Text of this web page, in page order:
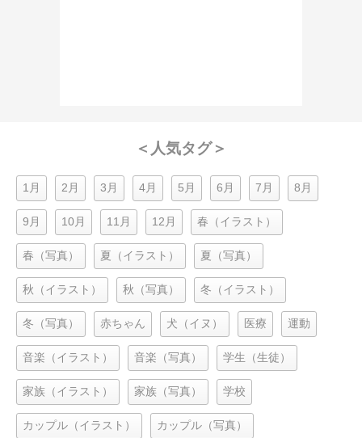
＜人気タグ＞
1月 2月 3月 4月 5月 6月 7月 8月
9月 10月 11月 12月 春（イラスト）
春（写真） 夏（イラスト） 夏（写真）
秋（イラスト） 秋（写真） 冬（イラスト）
冬（写真） 赤ちゃん 犬（イヌ） 医療 運動
音楽（イラスト） 音楽（写真） 学生（生徒）
家族（イラスト） 家族（写真） 学校
カップル（イラスト） カップル（写真）